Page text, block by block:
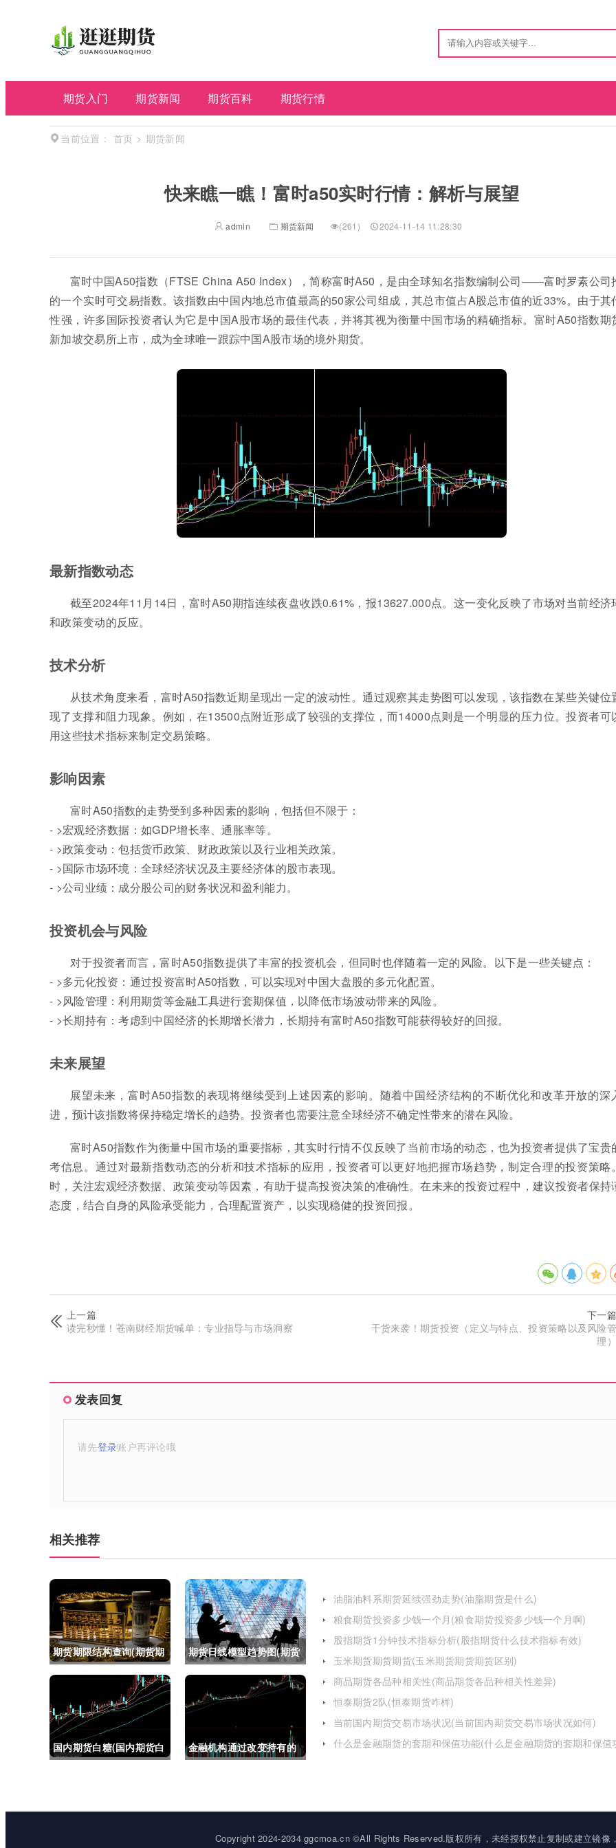
期货入门 期货新闻 期货百科 期货行情
当前位置： 首页 > 期货新闻
快来瞧一瞧！富时a50实时行情：解析与展望
admin 期货新闻 (261) 2024-11-14 11:28:30
富时中国A50指数（FTSE China A50 Index），简称富时A50，是由全球知名指数编制公司——富时罗素公司
的一个实时可交易指数。该指数由中国内地总市值最高的50家公司组成，其总市值占A股总市值的近33%。由于其
性强，许多国际投资者认为它是中国A股市场的最佳代表，并将其视为衡量中国市场的精确指标。富时A50指数期
新加坡交易所上市，成为全球唯一跟踪中国A股市场的境外期货。
最新指数动态
截至2024年11月14日，富时A50期指连续夜盘收跌0.61%，报13627.000点。这一变化反映了市场对当前经济
和政策变动的反应。
技术分析
从技术角度来看，富时A50指数近期呈现出一定的波动性。通过观察其走势图可以发现，该指数在某些关键位
现了支撑和阻力现象。例如，在13500点附近形成了较强的支撑位，而14000点则是一个明显的压力位。投资者可
用这些技术指标来制定交易策略。
影响因素
富时A50指数的走势受到多种因素的影响，包括但不限于：
- >宏观经济数据：如GDP增长率、通胀率等。
- >政策变动：包括货币政策、财政政策以及行业相关政策。
- >国际市场环境：全球经济状况及主要经济体的股市表现。
- >公司业绩：成分股公司的财务状况和盈利能力。
投资机会与风险
对于投资者而言，富时A50指数提供了丰富的投资机会，但同时也伴随着一定的风险。以下是一些关键点：
- >多元化投资：通过投资富时A50指数，可以实现对中国大盘股的多元化配置。
- >风险管理：利用期货等金融工具进行套期保值，以降低市场波动带来的风险。
- >长期持有：考虑到中国经济的长期增长潜力，长期持有富时A50指数可能获得较好的回报。
未来展望
展望未来，富时A50指数的表现将继续受到上述因素的影响。随着中国经济结构的不断优化和改革开放的深
进，预计该指数将保持稳定增长的趋势。投资者也需要注意全球经济不确定性带来的潜在风险。
富时A50指数作为衡量中国市场的重要指标，其实时行情不仅反映了当前市场的动态，也为投资者提供了宝贵
考信息。通过对最新指数动态的分析和技术指标的应用，投资者可以更好地把握市场趋势，制定合理的投资策略
时，关注宏观经济数据、政策变动等因素，有助于提高投资决策的准确性。在未来的投资过程中，建议投资者保持
态度，结合自身的风险承受能力，合理配置资产，以实现稳健的投资回报。
上一篇
读完秒懂！苍南财经期货喊单：专业指导与市场洞察
下一篇
干货来袭！期货投资（定义与特点、投资策略以及风险管
理）
发表回复
请先登录账户再评论哦
相关推荐
期货期限结构查询(期货期
限结构)
期货日线模型趋势图(期货
日线模型趋势图怎么看)
国内期货白糖(国内期货白
金融机构通过改变持有的
油脂油料系期货延续强劲走势(油脂期货是什么)
粮食期货投资多少钱一个月(粮食期货投资多少钱一个月啊)
股指期货1分钟技术指标分析(股指期货什么技术指标有效)
玉米期货期货期货(玉米期货期货期货区别)
商品期货各品种相关性(商品期货各品种相关性差异)
恒泰期货2队(恒泰期货咋样)
当前国内期货交易市场状况(当前国内期货交易市场状况如何)
什么是金融期货的套期和保值功能(什么是金融期货的套期和保值
Copyright 2024-2034 ggcmoa.cn ©All Rights Reserved.版权所有，未经授权禁止复制或建立镜像